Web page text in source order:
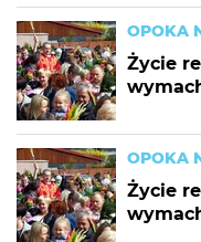
OPOKA
Życie
OPOKA
Życie